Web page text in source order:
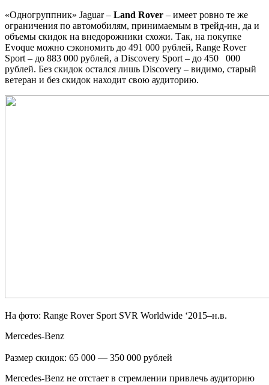
«Одногруппник» Jaguar – Land Rover – имеет ровно те же
ограничения по автомобилям, принимаемым в трейд-ин, да и
объемы скидок на внедорожники схожи. Так, на покупке
Evoque можно сэкономить до 491 000 рублей, Range Rover
Sport – до 883 000 рублей, а Discovery Sport – до 450 000
рублей. Без скидок остался лишь Discovery – видимо, старый
ветеран и без скидок находит свою аудиторию.
На фото: Range Rover Sport SVR Worldwide ‘2015–н.в.
Mercedes-Benz
Размер скидок: 65 000 — 350 000 рублей
Mercedes-Benz не отстает в стремлении привлечь аудиторию